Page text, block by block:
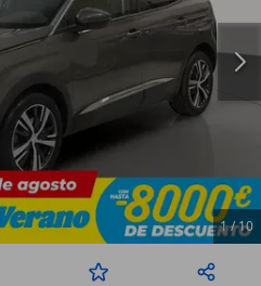
1/10